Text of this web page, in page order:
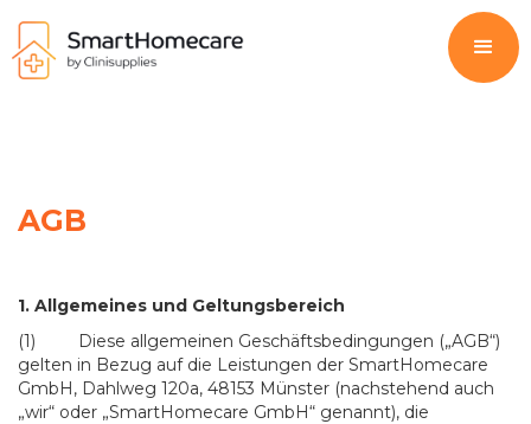
AGB
1. Allgemeines und Geltungsbereich
(1) Diese allgemeinen Geschäftsbedingungen („AGB“)
gelten in Bezug auf die Leistungen der SmartHomecare
GmbH, Dahlweg 120a, 48153 Münster (nachstehend auch
„wir“ oder „SmartHomecare GmbH“ genannt), die